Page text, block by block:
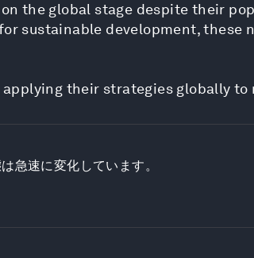
the global stage despite their
sustainable development, these
their strategies globally
急速に変化しています。